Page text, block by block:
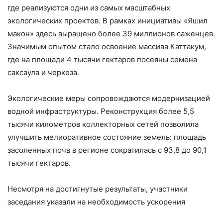
где реализуются одни из самых масштабных
экологических проектов. В рамках инициативы «Яшил
макон» здесь выращено более 39 миллионов саженцев.
Значимым опытом стало освоение массива Каттакум,
где на площади 4 тысячи гектаров посеяны семена
саксаула и черкеза.
Экологические меры сопровождаются модернизацией
водной инфраструктуры. Реконструкция более 5,5
тысячи километров коллекторных сетей позволила
улучшить мелиоративное состояние земель: площадь
засоленных почв в регионе сократилась с 93,8 до 90,1
тысячи гектаров.
Несмотря на достигнутые результаты, участники
заседания указали на необходимость ускорения